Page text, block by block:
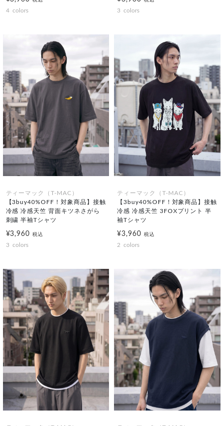
4 colors 3 colors
ティーマック（T-MAC）
【3buy40%OFF！対象商品】接触
冷感 冷感天竺 背面キツネさがら
刺繍 半袖Tシャツ
¥3,960税込
3 colors
ティーマック（T-MAC）
【3buy40%OFF！対象商品】接触
冷感 冷感天竺 3FOXプリント 半
袖Tシャツ
¥3,960 税込
2 colors